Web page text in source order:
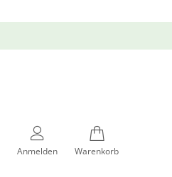
Anmelden Warenkorb